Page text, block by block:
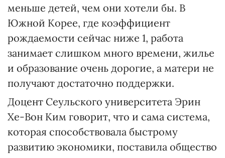
меньше детей, чем они хотели бы. В
Южной Корее, где коэффициент
рождаемости сейчас ниже 1, работа
занимает слишком много времени, жилье
и образование очень дорогие, а матери не
получают достаточно поддержки.
Доцент Сеульского университета Эрин
Хе-Вон Ким говорит, что и сама система,
которая способствовала быстрому
развитию экономики, поставила общество